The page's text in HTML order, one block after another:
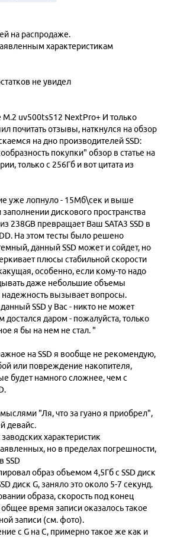
на распродаже.
характеристикам
не увидел
M.2 uv500ts512 NextPro+ И только
почитать отзывы, наткнулся на обзор
на дно производителей SSD:
покупки" обзор в статье на
только с 256Гб и вот цитата из
уже лопнуло - 15Мб\сек и выше
заполнении дискового пространства
238GB превращает Ваш SATA3 SSD в
На этом тесты было решено
данный SSD может и сойдет, но
плюсы стабильной скорости
особенно, если кому-то надо
даже небольшие объемы
вызывает вопросы.
SSD у Вас - никто не может
достался даром - пожалуйста, только
я бы на нем не стал. "
на SSD я вообще не рекомендую,
или повреждение накопителя,
будет намного сложнее, чем с
"Ля, что за гуано я приобрел",
девайс.
характеристик
но в пределах погрешности,
SSD
образ объемом 4,5Гб с SSD диск
диск G, заняло это около 5-7 секунд.
образа, скорость под конец
общее время записи оказалось такое
записи (см. фото).
с G на C, примерно такое же как и